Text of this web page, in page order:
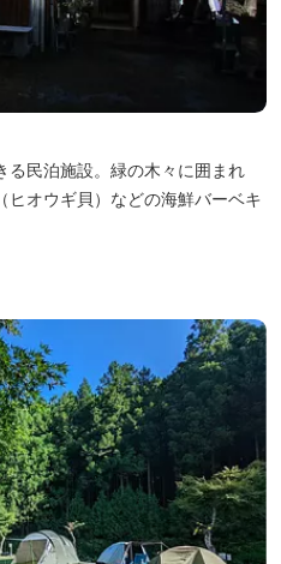
る民泊施設。緑の木々に囲まれ
オウギ貝）などの海鮮バーベキ